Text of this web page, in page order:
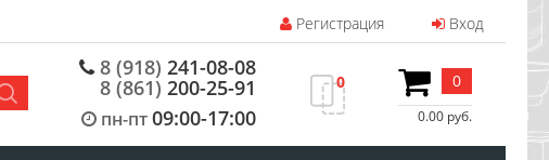
Регистрация Вход
8 (918) 241-08-08
8 (861) 200-25-91
пн-пт09:00-17:00
0 0
0.00 руб.